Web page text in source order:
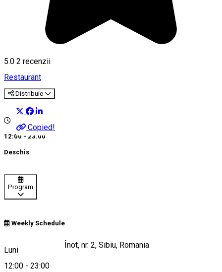
5.0 2 recenzii
Restaurant
Distribuie
Copied!
12:00 - 23:00
Deschis
Program
Weekly Schedule
Luni
12:00 - 23:00
Strada Școala de Înot, nr. 2, Sibiu, Romania